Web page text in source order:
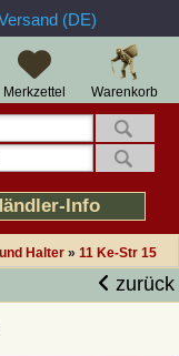
(DE)
Warenkorb
Merkzettel
Info
Halter » 11 Ke-Str 15
zurück
Erfahrung
Retouren